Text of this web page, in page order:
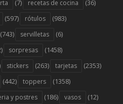
(7) recetas de cocina (36)
(597) rótulos (983)
(743) servilletas (6)
sorpresas (1458)
stickers (263) tarjetas (2353)
(442) toppers (1358)
y postres (186) vasos (12)